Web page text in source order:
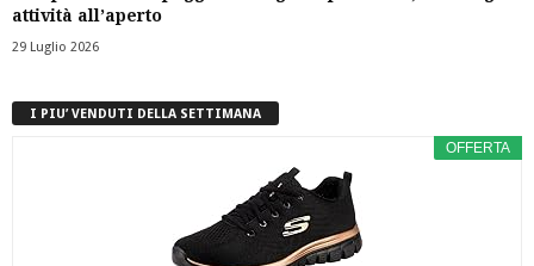
attività all’aperto
29 Luglio 2026
I PIU’ VENDUTI DELLA SETTIMANA
OFFERTA